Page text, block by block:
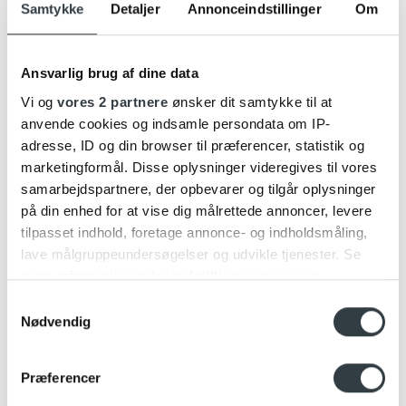
Samtykke Detaljer Annonceindstillinger Om
Ansvarlig brug af dine data
Vi og vores 2 partnere ønsker dit samtykke til at
anvende cookies og indsamle persondata om IP-
adresse, ID og din browser til præferencer, statistik og
marketingformål. Disse oplysninger videregives til vores
samarbejdspartnere, der opbevarer og tilgår oplysninger
på din enhed for at vise dig målrettede annoncer, levere
tilpasset indhold, foretage annonce- og indholdsmåling,
lave målgruppeundersøgelser og udvikle tjenester. Se
mere information underindstillingerog i vores
tilbage eller ændre indstillinger fra vores
"Cookiedeklaration", eller ved at trykke på "Privacy
Nødvendig
Præferencer
Beolit 20 vs. Beolit 17
Beolit 20 vs. Beolit 17 Vi har idag lanceret fjerde generation af
en moderne klassiker, [...]
29
18